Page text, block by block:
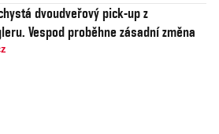
dvoudveřový pick-up z
Vespod proběhne zásadní změna